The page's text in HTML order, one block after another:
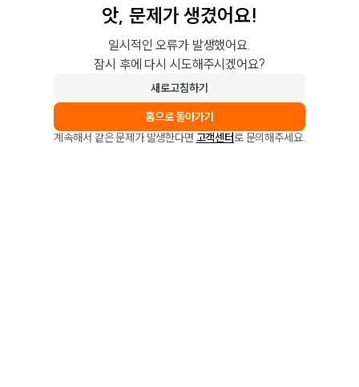
앗, 문제가 생겼어요!
일시적인 오류가 발생했어요.
잠시 후에 다시 시도해주시겠어요?
새로고침하기
홈으로 돌아가기
계속해서 같은 문제가 발생한다면 고객센터로 문의해주세요.